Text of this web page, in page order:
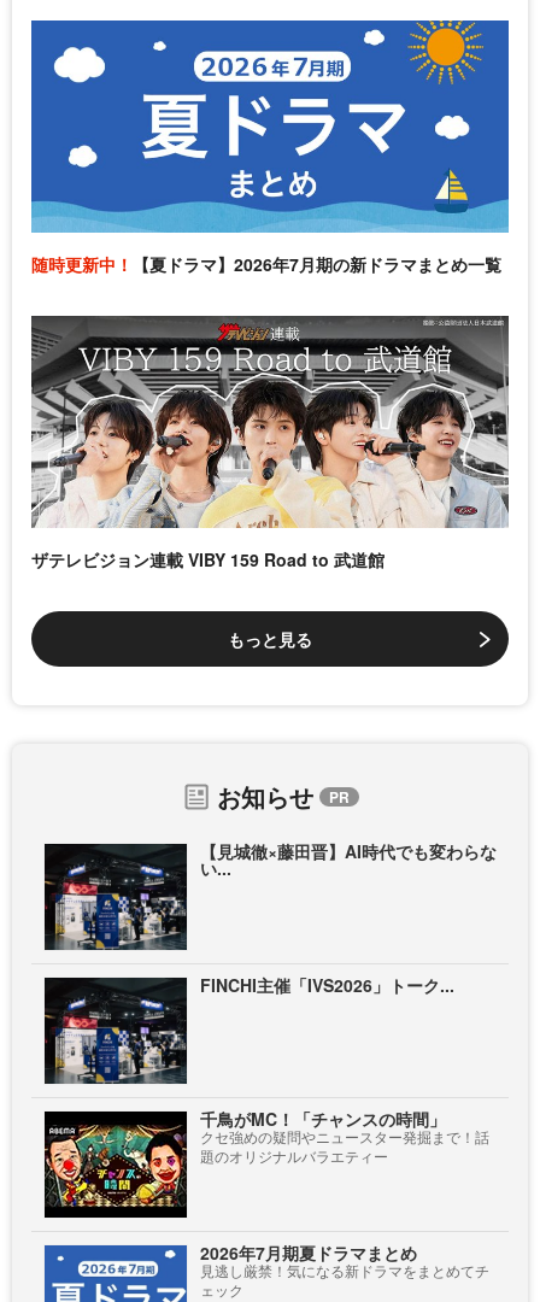
随時更新中！ 【夏ドラマ】2026年7月期の新ドラマまとめ一覧
ザテレビジョン連載 VIBY 159 Road to 武道館
もっと見る
お知らせ
【見城徹×藤田晋】AI時代でも変わらな
い...
FINCHI主催「IVS2026」トーク...
千鳥がMC！「チャンスの時間」
クセ強めの疑問やニュースター発掘まで！話
題のオリジナルバラエティー
2026年7月期夏ドラマまとめ
見逃し厳禁！気になる新ドラマをまとめてチ
ェック